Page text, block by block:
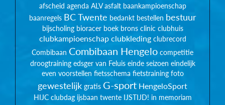
afscheid agenda ALV asfalt baankampioenschap
baanregels BC Twente bedankt bestellen bestuur
bijscholing bioracer boek brons clinic clubhuis
clubkampioenschapclubkleding clubrecord
Combibaan Combibaan Hengelo competitie
droogtraining edsger van Feluis einde seizoen eindelijk
even voorstellen fietsschema fietstraining foto
gewestelijk gratis G-sport HengeloSport
HIJC clubdag ijsbaan twente IJSTIJD! in memoriam